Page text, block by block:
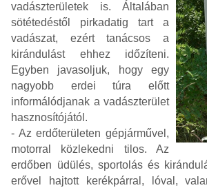
vadászterületek is. Általában
sötétedéstől pirkadatig tart a
vadászat, ezért tanácsos a
kirándulást ehhez időzíteni.
Egyben javasoljuk, hogy egy
nagyobb erdei túra előtt
informálódjanak a vadászterület
hasznosítójától.
- Az erdőterületen gépjárművel,
motorral közlekedni tilos. Az
erdőben üdülés, sportolás és
erővel hajtott kerékpárral, lóval,